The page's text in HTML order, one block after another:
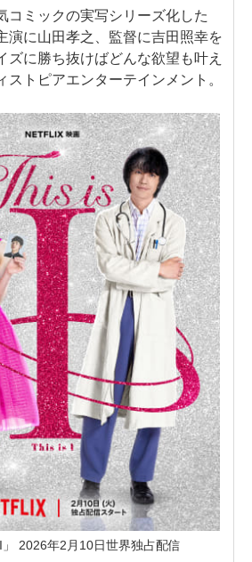
コミックの実写シリーズ化した
演に山田孝之、監督に吉田照幸を
ズに勝ち抜けばどんな欲望も叶え
ストピアエンターテインメント。
2026年2月10日世界独占配信